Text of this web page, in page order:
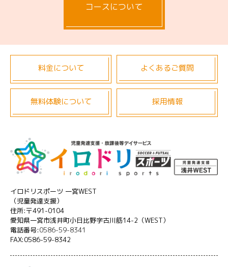
コースについて
料金について よくあるご質問
無料体験について 採用情報
イロドリスポーツ 一宮WEST
（児童発達支援）
住所:〒491-0104
愛知県一宮市浅井町小日比野字古川筋14-2（WEST）
電話番号:0586-59-8341
FAX:0586-59-8342